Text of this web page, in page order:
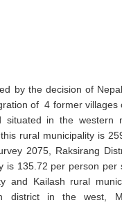
by the decision of
of 4 former villages
situated in the western
rural municipality is
2075, Raksirang
is 135.72 per person per
and Kailash rural
district in the west,